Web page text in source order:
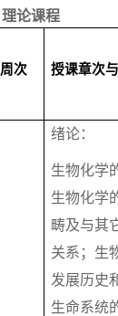
理论课程
周次 授课章次
绪论：
生物化学
生物化学
畴及与其
关系；生
发展历史
生命系统